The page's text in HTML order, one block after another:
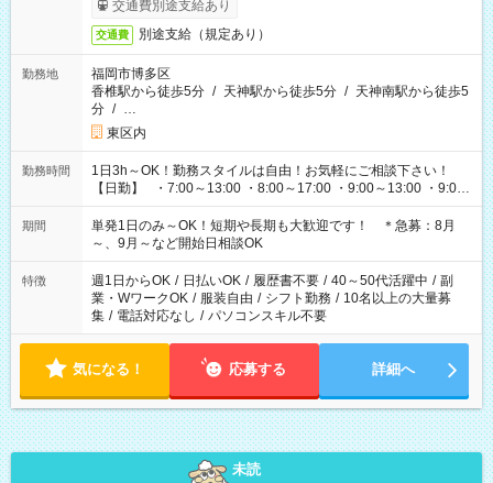
交通費別途支給あり
交通費 別途支給（規定あり）
勤務地
福岡市博多区
香椎駅から徒歩5分 / 天神駅から徒歩5分 / 天神南駅から徒歩5
分 / …
東区内
勤務時間
1日3h～OK！勤務スタイルは自由！お気軽にご相談下さい！
【日勤】 ・7:00～13:00 ・8:00～17:00 ・9:00～13:00 ・9:00
～18:00 ・10:00～19:00 ・13:00～18:00 ・15:00～20:00 ・
16:00～19:00 【夜勤】 ・17:00～21:00 ・18:00～23:00 ・
21:00～翌6:00 ・23:00～翌8:00 など（他時間多数あり！）
期間
単発1日のみ～OK！短期や長期も大歓迎です！ ＊急募：8月
～、9月～など開始日相談OK
特徴 週1日からOK / 日払いOK / 履歴書不要 / 40～50代活躍中 / 副
業・WワークOK / 服装自由 / シフト勤務 / 10名以上の大量募
集 / 電話対応なし / パソコンスキル不要
気になる！ 応募する 詳細へ
未読